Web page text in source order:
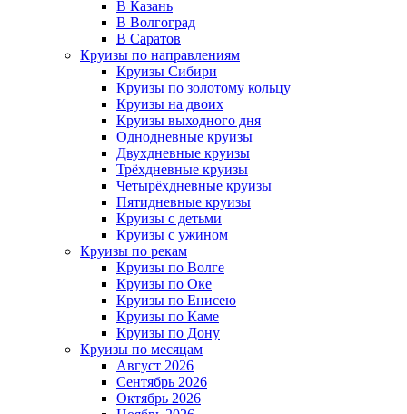
В Казань
В Волгоград
В Саратов
Круизы по направлениям
Круизы Сибири
Круизы по золотому кольцу
Круизы на двоих
Круизы выходного дня
Однодневные круизы
Двухдневные круизы
Трёхдневные круизы
Четырёхдневные круизы
Пятидневные круизы
Круизы с детьми
Круизы с ужином
Круизы по рекам
Круизы по Волге
Круизы по Оке
Круизы по Енисею
Круизы по Каме
Круизы по Дону
Круизы по месяцам
Август 2026
Сентябрь 2026
Октябрь 2026